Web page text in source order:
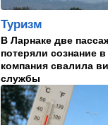
Что
Бен-Гурион
пассажирам
13:58 Здоровье
Какие
легче
Туризм
В Ларнаке две
потеряли сознание
компания свалила
службы